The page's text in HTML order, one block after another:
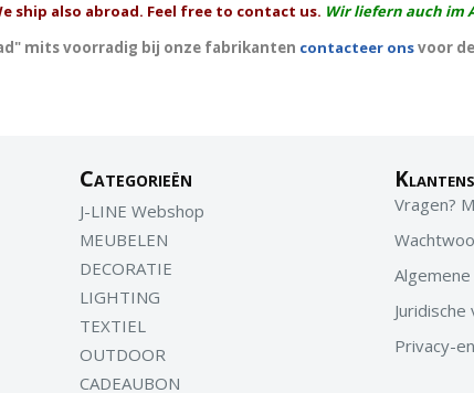
ship also abroad. Feel free to contact us. Wir liefern auch im
mits voorradig bij onze fabrikanten contacteer onsvoor
Categorieën
J-LINE Webshop
MEUBELEN
DECORATIE
LIGHTING
TEXTIEL
OUTDOOR
CADEAUBON
Vragen?
Privacy-